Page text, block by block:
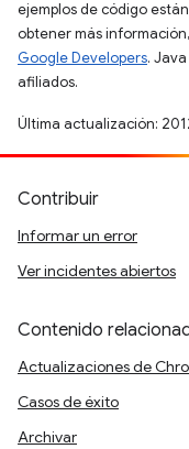
ejemplos de código
obtener más
Google Developers.
afiliados.
Última actualización:
Contribuir
Informar un error
Ver incidentes abiertos
Contenido
Actualizaciones de
Casos de éxito
Archivar